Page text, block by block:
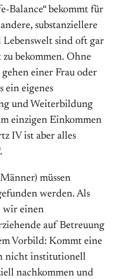
Balance“ bekommt für
substanziellere
Lebenswelt sind oft gar
bekommen. Ohne
einer Frau oder
ein eigenes
und Weiterbildung
einzigen Einkommen
IV ist aber alles
müssen
werden. Als
wir einen
auf Betreuung
Vorbild: Kommt eine
nicht institutionell
nachkommen und